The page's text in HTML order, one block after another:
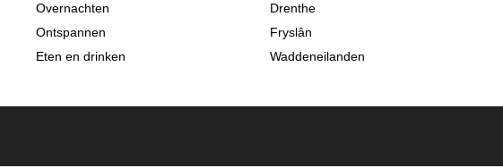
Overnachten
Ontspannen
Eten en drinken
Drenthe
Fryslân
Waddeneilanden